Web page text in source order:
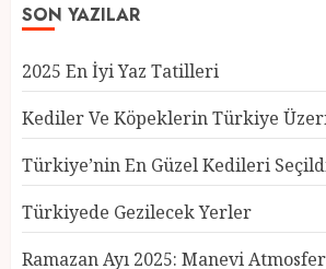
SON YAZILAR
2025 En İyi Yaz Tatilleri
Kediler Ve Köpeklerin Türkiye
Türkiye’nin En Güzel Kedileri
Türkiyede Gezilecek Yerler
Ramazan Ayı 2025: Manevi
3
Seçildi
Türkiyede
1 MART 2025 0